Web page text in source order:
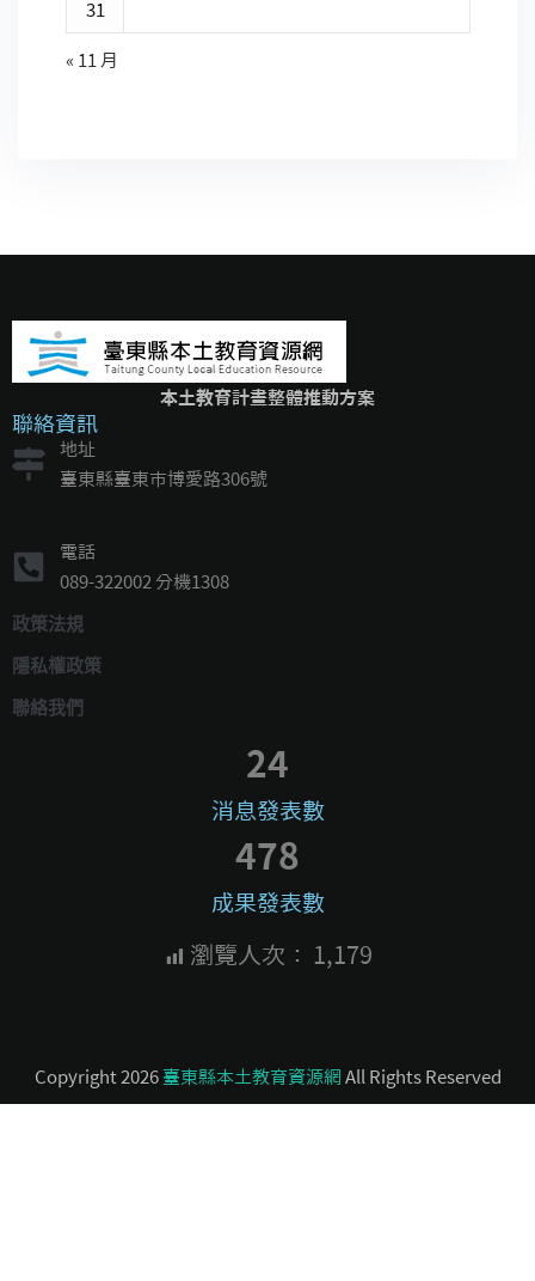
31
« 11 月
本土教育計畫整體推動方案
聯絡資訊
地址
臺東縣臺東市博愛路306號
電話
089-322002 分機1308
政策法規
隱私權政策
聯絡我們
消息發表數
24
成果發表數
478
瀏覽人次： 1,179
Copyright 2026 臺東縣本土教育資源網 All Rights Reserved